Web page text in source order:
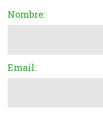
Nombre:
Email: